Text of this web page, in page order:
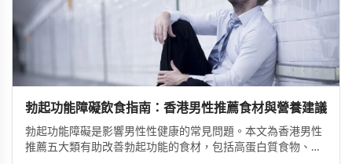
勃起功能障礙飲食指南：香港男性推薦食材與營養建議
勃起功能障礙是影響男性性健康的常見問題。本文為香港男性
推薦五大類有助改善勃起功能的食材，包括高蛋白質食物、富